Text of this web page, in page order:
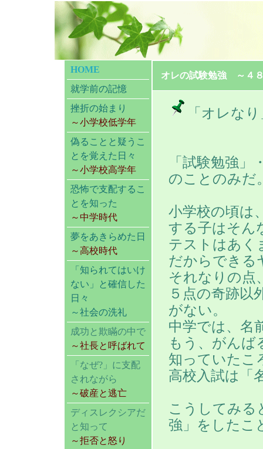
HOME
就学前の記憶
挫折の始まり
～小学校低学年
偽ることと疑うこ
とを覚えた日々
～小学校高学年
恐怖で支配するこ
とを知った
～中学時代
夢をあきらめた日
～高校時代
「知られてはいけ
ない」と確信した
日々
～社会の洗礼
成功と欺瞞の中で
～社長と呼ばれて
「なぜ?」に支配
されながら
～破産と逃亡
ディスレクシアだ
と知って
～拒否と怒り
オレの試験勉強 ～４
「オレな
「試験勉強
のことのみだ
小学校の頃は
する子はそん
テストはあく
だからできる
それなりの点
５点の奇跡以
がない。
中学では、名
もう、がんば
知っていたこ
高校入試は「
こうしてみる
強」をしたこ